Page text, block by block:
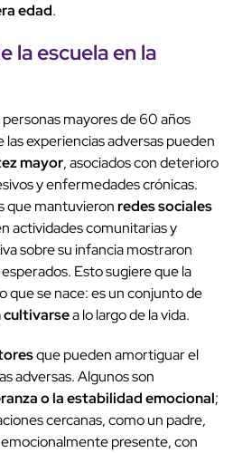
edad.
la escuela en la
personas mayores de 60 años
experiencias adversas pueden
mayor, asociados con deterioro
y enfermedades crónicas.
que mantuvieronredes sociales
actividades comunitarias y
sobre su infancia mostraron
Esto sugiere que la
que se nace: es un conjunto de
cultivarsea lo largo de la vida.
que pueden amortiguar el
adversas. Algunos son
o la estabilidad emocional;
cercanas, como un padre,
presente, con